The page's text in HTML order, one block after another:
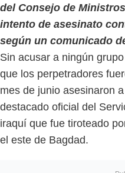
del Consejo de
intento de asesinato
según un comunicado
Sin acusar a ningún
que los perpetradores
mes de junio asesinaron
destacado oficial del
iraquí que fue tiroteado
el este de Bagdad.